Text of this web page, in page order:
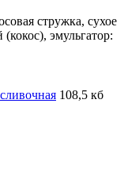
стружка, сухое
эмульгатор:
108,5 кб